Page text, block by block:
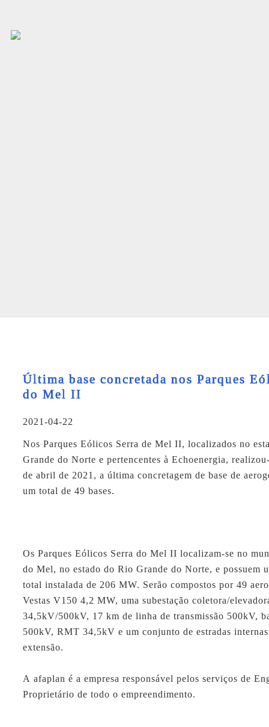
Última base concretada nos Parques
do Mel II
2021-04-22
Nos Parques Eólicos Serra de Mel II, localizados no
Grande do Norte e pertencentes à Echoenergia,
de abril de 2021, a última concretagem de base de
um total de 49 bases.
Os Parques Eólicos Serra do Mel II localizam-se no
do Mel, no estado do Rio Grande do Norte, e possuem
total instalada de 206 MW. Serão compostos por 49
Vestas V150 4,2 MW, uma subestação coletora/
34,5kV/500kV, 17 km de linha de transmissão 500kV,
500kV, RMT 34,5kV e um conjunto de estradas
extensão.
A afaplan é a empresa responsável pelos serviços de
Proprietário de todo o empreendimento.